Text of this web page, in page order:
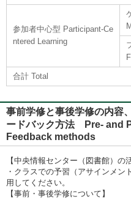
参加者中心型 Participant-Ce
ntered Learning
合計 Total
事前学修と事後学修の内容
ードバック方法 Pre- and
Feedback methods
【中央情報センター（図書館）の
・クラスでの予習（アサインメ
用してください。
【事前・事後学修について】